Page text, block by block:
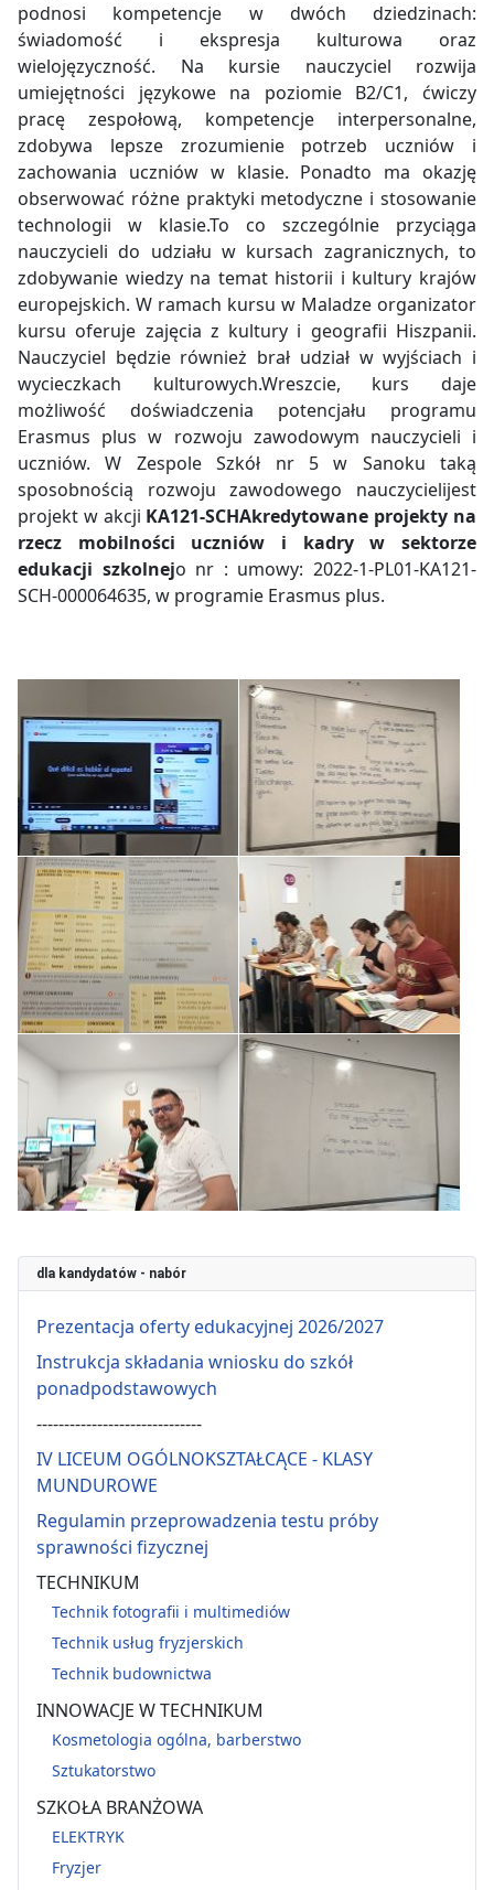
podnosi kompetencje w dwóch dziedzinach:
świadomość i ekspresja kulturowa oraz
wielojęzyczność. Na kursie nauczyciel rozwija
umiejętności językowe na poziomie B2/C1, ćwiczy
pracę zespołową, kompetencje interpersonalne,
zdobywa lepsze zrozumienie potrzeb uczniów i
zachowania uczniów w klasie. Ponadto ma okazję
obserwować różne praktyki metodyczne i stosowanie
technologii w klasie.To co szczególnie przyciąga
nauczycieli do udziału w kursach zagranicznych, to
zdobywanie wiedzy na temat historii i kultury krajów
europejskich. W ramach kursu w Maladze organizator
kursu oferuje zajęcia z kultury i geografii Hiszpanii.
Nauczyciel będzie również brał udział w wyjściach i
wycieczkach kulturowych.Wreszcie, kurs daje
możliwość doświadczenia potencjału programu
Erasmus plus w rozwoju zawodowym nauczycieli i
uczniów. W Zespole Szkół nr 5 w Sanoku taką
sposobnością rozwoju zawodowego nauczycielijest
projekt w akcji KA121-SCHAkredytowane projekty na
rzecz mobilności uczniów i kadry w sektorze
edukacji szkolnejo nr : umowy: 2022-1-PL01-KA121-
SCH-000064635, w programie Erasmus plus.
dla kandydatów - nabór
Prezentacja oferty edukacyjnej 2026/2027
Instrukcja składania wniosku do szkół
ponadpodstawowych
------------------------------
IV LICEUM OGÓLNOKSZTAŁCĄCE - KLASY
MUNDUROWE
Regulamin przeprowadzenia testu próby
sprawności fizycznej
TECHNIKUM
Technik fotografii i multimediów
Technik usług fryzjerskich
Technik budownictwa
INNOWACJE W TECHNIKUM
Kosmetologia ogólna, barberstwo
Sztukatorstwo
SZKOŁA BRANŻOWA
ELEKTRYK
Fryzjer